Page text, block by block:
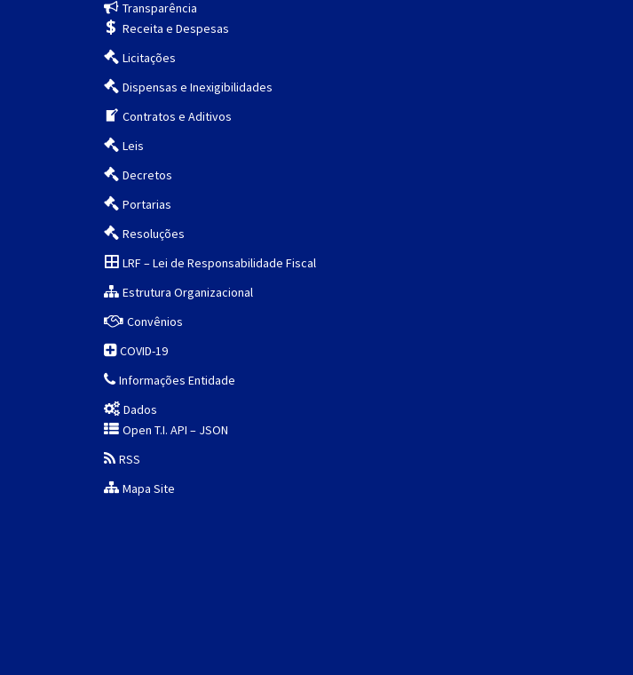
Transparência
Receita e Despesas
Licitações
Dispensas e Inexigibilidades
Contratos e Aditivos
Leis
Decretos
Portarias
Resoluções
LRF – Lei de Responsabilidade Fiscal
Estrutura Organizacional
Convênios
COVID-19
Informações Entidade
Dados
Open T.I. API – JSON
RSS
Mapa Site